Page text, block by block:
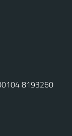
8193260